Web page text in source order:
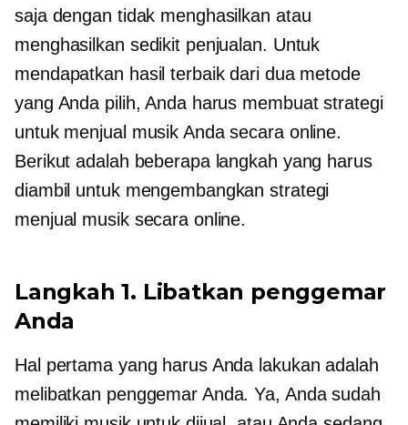
saja dengan tidak menghasilkan atau
menghasilkan sedikit penjualan. Untuk
mendapatkan hasil terbaik dari dua metode
yang Anda pilih, Anda harus membuat strategi
untuk menjual musik Anda secara online.
Berikut adalah beberapa langkah yang harus
diambil untuk mengembangkan strategi
menjual musik secara online.
Langkah 1. Libatkan penggemar
Anda
Hal pertama yang harus Anda lakukan adalah
melibatkan penggemar Anda. Ya, Anda sudah